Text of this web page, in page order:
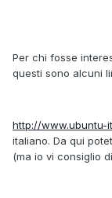
Per chi fosse
questi sono alcuni
http://www.ubuntu-
italiano. Da qui
(ma io vi consiglio